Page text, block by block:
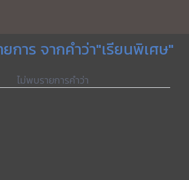
การ จากคำว่า"เรียนพิเศษ"
ไม่พบรายการคำว่า